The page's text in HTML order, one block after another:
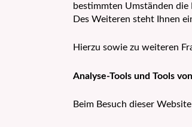
bestimmten Umständen die
Des Weiteren steht Ihnen
Hierzu sowie zu weiteren
Analyse-Tools und Tools
Beim Besuch dieser